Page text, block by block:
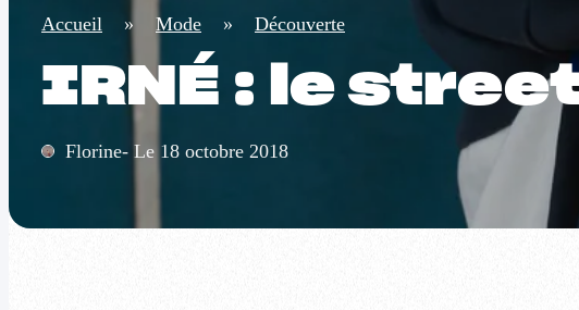
Accueil » Mode » Découverte
IRNÉ : le
Florine- Le 18 octobre 2018